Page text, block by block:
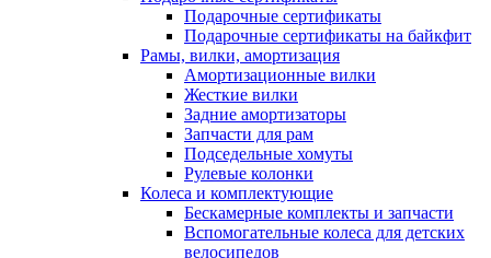
Подарочные сертификаты
Подарочные сертификаты на байкфит
Рамы, вилки, амортизация
Амортизационные вилки
Жесткие вилки
Задние амортизаторы
Запчасти для рам
Подседельные хомуты
Рулевые колонки
Колеса и комплектующие
Бескамерные комплекты и запчасти
Вспомогательные колеса для детских
велосипедов